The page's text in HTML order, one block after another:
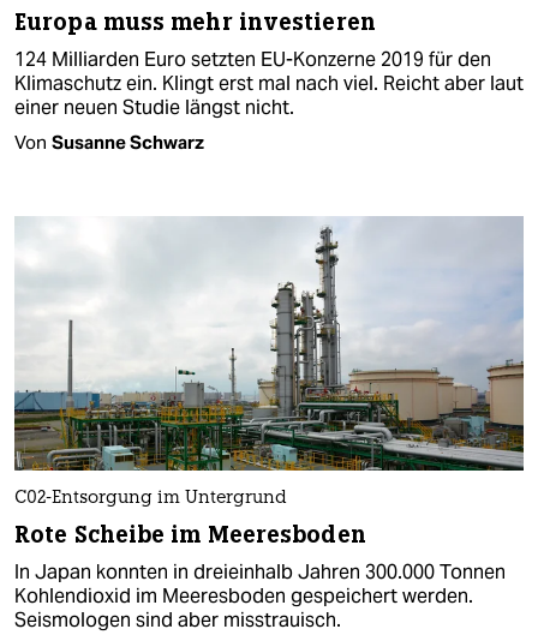
Europa muss mehr investieren
124 Milliarden Euro setzten EU-Konzerne 2019 für den
Klimaschutz ein. Klingt erst mal nach viel. Reicht aber laut
einer neuen Studie längst nicht.
Von Susanne Schwarz
C02-Entsorgung im Untergrund
Rote Scheibe im Meeresboden
In Japan konnten in dreieinhalb Jahren 300.000 Tonnen
Kohlendioxid im Meeresboden gespeichert werden.
Seismologen sind aber misstrauisch.